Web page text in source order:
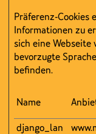
Präferenz-Cookies
Informationen zu
sich eine Webseite
bevorzugte
befinden.
Name
django_lan